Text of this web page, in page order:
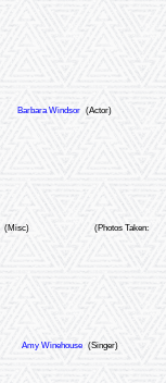
Barbara Windsor (Actor)
(Misc)
(Photos Taken:
Amy Winehouse (Singer)